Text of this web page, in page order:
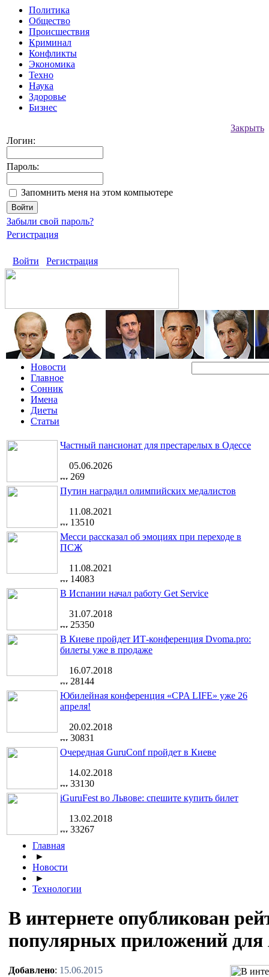
Политика
Общество
Происшествия
Криминал
Конфликты
Экономика
Техно
Наука
Здоровье
Бизнес
Закрыть
Логин:
Пароль:
Запомнить меня на этом компьютере
Забыли свой пароль?
Регистрация
Войти Регистрация
Новости
Главное
Сонник
Имена
Диеты
Статьи
Частный пансионат для престарелых в Одессе
05.06.2026
269
Путин наградил олимпийских медалистов
11.08.2021
13510
Месси рассказал об эмоциях при переходе в
ПСЖ
11.08.2021
14083
В Испании начал работу Get Service
31.07.2018
25350
В Киеве пройдет ИТ-конференция Dvoma.pro:
билеты уже в продаже
16.07.2018
28144
Юбилейная конференция «CPA LIFE» уже 26
апреля!
20.02.2018
30831
Очередная GuruConf пройдет в Киеве
14.02.2018
33130
iGuruFest во Львове: спешите купить билет
13.02.2018
33267
Главная
►
Новости
►
Технологии
В интернете опубликован
популярных приложений
Добавлено: 15.06.2015